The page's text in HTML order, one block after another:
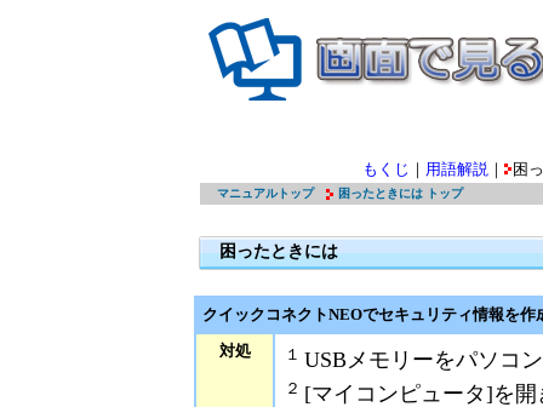
もくじ ｜ 用語解説 ｜ 困
マニュアルトップ 困ったときには トップ
困ったときには
クイックコネクトNEOでセキュリティ情報を
対処
１ USBメモリーをパソコ
２ [マイコンピュータ]を